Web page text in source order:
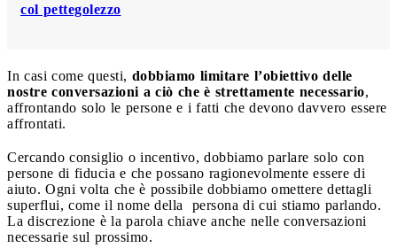
col pettegolezzo
In casi come questi, dobbiamo limitare l’obiettivo delle
nostre conversazioni a ciò che è strettamente necessario,
affrontando solo le persone e i fatti che devono davvero essere
affrontati.
Cercando consiglio o incentivo, dobbiamo parlare solo con
persone di fiducia e che possano ragionevolmente essere di
aiuto. Ogni volta che è possibile dobbiamo omettere dettagli
superflui, come il nome della persona di cui stiamo parlando.
La discrezione è la parola chiave anche nelle conversazioni
necessarie sul prossimo.